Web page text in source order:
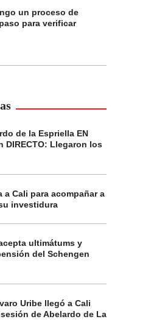
un proceso de
para verificar
de la Espriella EN
DIRECTO: Llegaron los
a Cali para acompañar a
investidura
ultimátums y
del Schengen
Uribe llegó a Cali
de Abelardo de La